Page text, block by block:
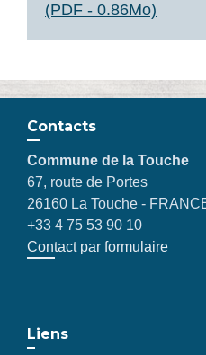
(PDF - 0.86Mo)
Contacts
Commune de la Touche
67, route de Portes
26160 La Touche -
+33 4 75 53 90 10
Contact par formulaire
Liens